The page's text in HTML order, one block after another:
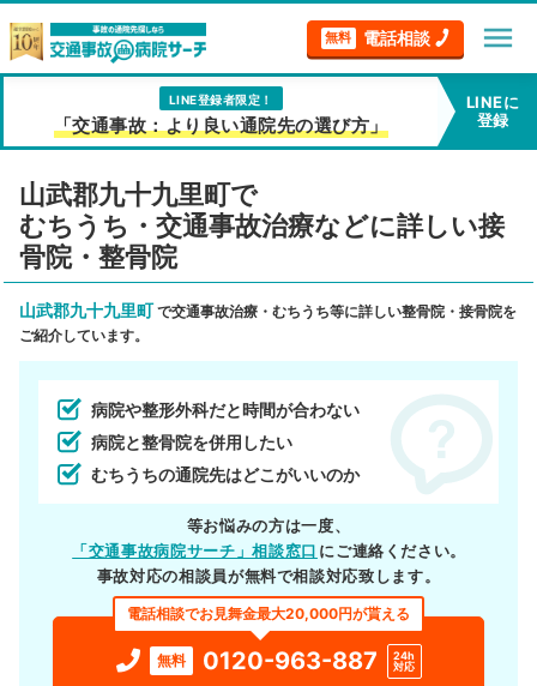
無料 電話相談 menu
LINE登録者限定！
「交通事故：より良い通院先の選び方」
LINEに
登録
山武郡九十九里町で
むちうち・交通事故治療などに詳しい接
骨院・整骨院
山武郡九十九里町で交通事故治療・むちうち等に詳しい整骨院・接骨院を
ご紹介しています。
病院や整形外科だと時間が合わない
病院と整骨院を併用したい
むちうちの通院先はどこがいいのか
等お悩みの方は一度、
「交通事故病院サーチ」相談窓口 にご連絡ください。
事故対応の相談員が無料で相談対応致します。
電話相談でお見舞金最大20,000円が貰える
無料 0120-963-887
24h
対応